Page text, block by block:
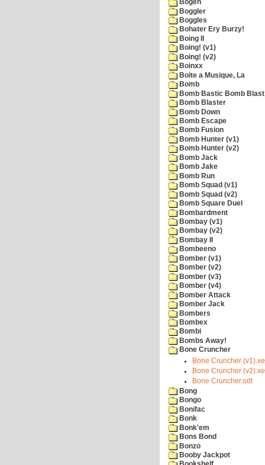
Bogen
Boggler
Boggles
Bohater Ery Burzy!
Boing II
Boing! (v1)
Boing! (v2)
Boinxx
Boite a Musique, La
Bomb
Bomb Bastic Bomb
Bomb Blaster
Bomb Down
Bomb Escape
Bomb Fusion
Bomb Hunter (v1)
Bomb Hunter (v2)
Bomb Jack
Bomb Jake
Bomb Run
Bomb Squad (v1)
Bomb Squad (v2)
Bomb Square Duel
Bombardment
Bombay (v1)
Bombay (v2)
Bombay II
Bombeeno
Bomber (v1)
Bomber (v2)
Bomber (v3)
Bomber (v4)
Bomber Attack
Bomber Jack
Bombers
Bombex
Bombi
Bombs Away!
Bone Cruncher
Bone Cruncher
Bone Cruncher
Bone Cruncher.odt
Bong
Bongo
Bonifac
Bonk
Bonk'em
Bons Bond
Bonzo
Booby Jackpot